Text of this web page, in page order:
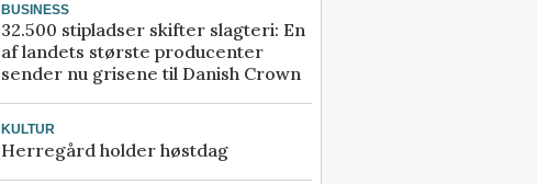
BUSINESS
32.500 stipladser skifter slagteri: En
af landets største producenter
sender nu grisene til Danish Crown
KULTUR
Herregård holder høstdag